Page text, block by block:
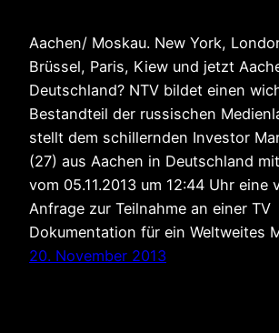
Aachen/ Moskau. New York,
Brüssel, Paris, Kiew und jetzt
Deutschland? NTV bildet einen
Bestandteil der russischen
stellt dem schillernden Investor
(27) aus Aachen in Deutschland
vom 05.11.2013 um 12:44 Uhr eine
Anfrage zur Teilnahme an einer TV
Dokumentation für ein Weltweites
20. November 2013